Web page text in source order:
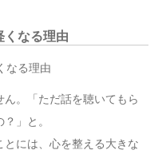
くなる理由
。「ただ話を聴いてもら
」と。
には、心を整える大きな